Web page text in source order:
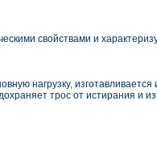
свойствами и
нагрузку,
трос от истирания и